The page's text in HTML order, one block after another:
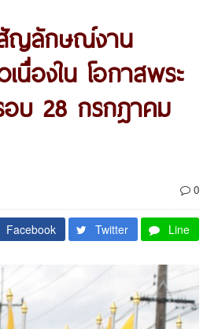
ญลักษณ์งาน
นื่องใน โอกาสพระ
บ 28 กรกฎาคม
0
Facebook Twitter Line